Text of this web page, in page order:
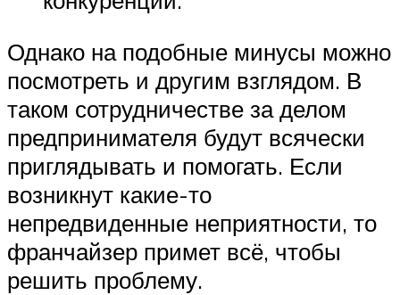
Однако на подобные минусы можно
посмотреть и другим взглядом. В
таком сотрудничестве за делом
предпринимателя будут всячески
приглядывать и помогать. Если
возникнут какие-то
непредвиденные неприятности, то
франчайзер примет всё, чтобы
решить проблему.